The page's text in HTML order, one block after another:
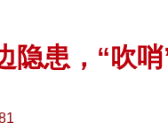
隐患，“吹哨